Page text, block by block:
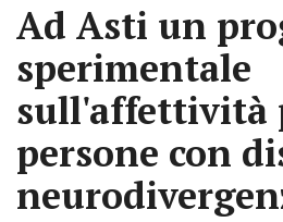
Ad Asti un
sperimentale
sull'affettività
persone con